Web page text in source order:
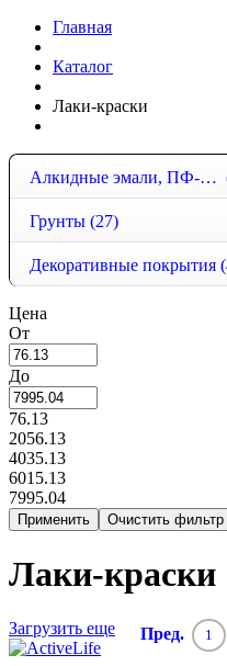
Главная
Каталог
Лаки-краски
Алкидные эмали, ПФ-115, ПФ-266
Грунты (27)
Декоративные покрытия
Цена
От
До
76.13
2056.13
4035.13
6015.13
7995.04
Лаки-краски
Пред. 1
Загрузить еще